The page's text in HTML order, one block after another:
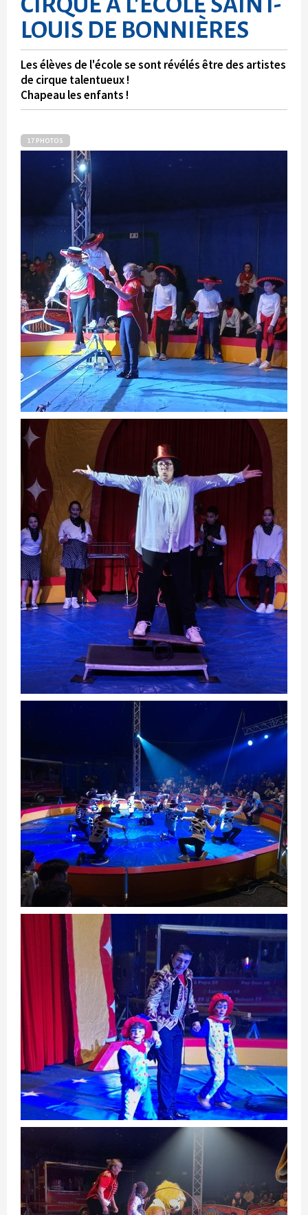
LOUIS DE BONNIÈRES
Les élèves de l'école se sont révélés être des artistes
de cirque talentueux !
Chapeau les enfants !
17 PHOTOS